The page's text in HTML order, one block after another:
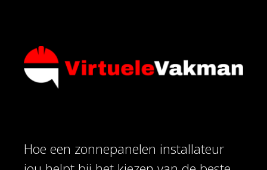
Hoe een zonnepanelen installateur